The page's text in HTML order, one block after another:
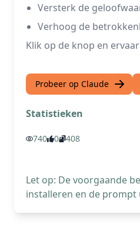
Versterk de
Verhoog de
Klik op de knop en
Probeer op Claude
Statistieken
740 0 408
Let op: De voorgaande
installeren en de